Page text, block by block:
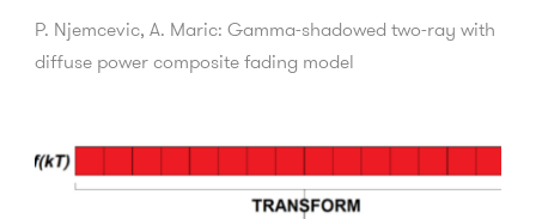
P. Njemcevic, A. Maric: Gamma-shadowed two-ray with
diffuse power composite fading model